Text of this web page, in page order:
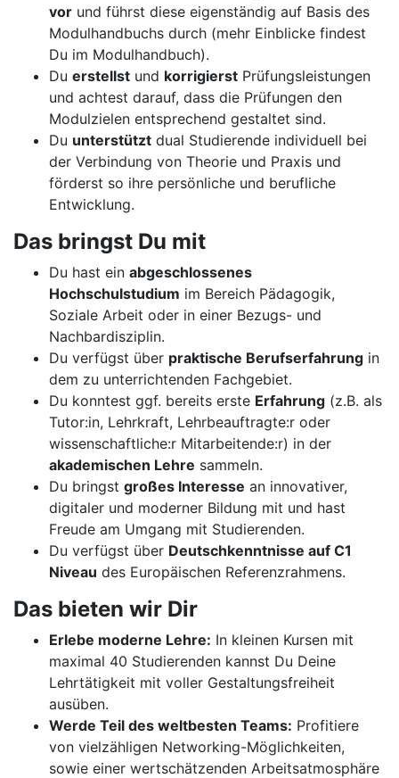
vor und führst diese eigenständig auf Basis des
Modulhandbuchs durch (mehr Einblicke findest
Du im Modulhandbuch).
Du erstellst und korrigierst Prüfungsleistungen
und achtest darauf, dass die Prüfungen den
Modulzielen entsprechend gestaltet sind.
Du unterstützt dual Studierende individuell bei
der Verbindung von Theorie und Praxis und
förderst so ihre persönliche und berufliche
Entwicklung.
Das bringst Du mit
Du hast ein abgeschlossenes
Hochschulstudium im Bereich Pädagogik,
Soziale Arbeit oder in einer Bezugs- und
Nachbardisziplin.
Du verfügst über praktische Berufserfahrung in
dem zu unterrichtenden Fachgebiet.
Du konntest ggf. bereits erste Erfahrung (z.B. als
Tutor:in, Lehrkraft, Lehrbeauftragte:r oder
wissenschaftliche:r Mitarbeitende:r) in der
akademischen Lehre sammeln.
Du bringst großes Interesse an innovativer,
digitaler und moderner Bildung mit und hast
Freude am Umgang mit Studierenden.
Du verfügst über Deutschkenntnisse auf C1
Niveau des Europäischen Referenzrahmens.
Das bieten wir Dir
Erlebe moderne Lehre: In kleinen Kursen mit
maximal 40 Studierenden kannst Du Deine
Lehrtätigkeit mit voller Gestaltungsfreiheit
ausüben.
Werde Teil des weltbesten Teams: Profitiere
von vielzähligen Networking-Möglichkeiten,
sowie einer wertschätzenden Arbeitsatmosphäre